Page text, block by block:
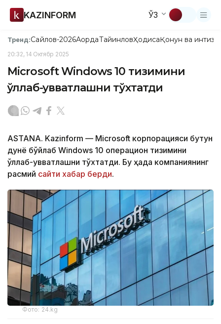
KAZINFORM ЎЗ
Тренд:Сайлов-2026АқордаТайинловҲодисаҚонун ва
20:32, 14 Октябр 2025
Microsoft Windows 10 тизимини
қўллаб-қувватлашни тўхтатди
ASTANA. Kazinform — Microsoft корпорацияси бутун
дунё бўйлаб Windows 10 операцион тизимини
қўллаб-қувватлашни тўхтатди. Бу ҳақда компаниянинг
расмий сайти хабар берди.
Фото: 24.kg